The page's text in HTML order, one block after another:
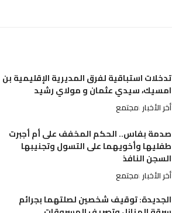
تدخلات استباقية لفرق المديرية الإقليمية بن
امسيك، سيدي عثمان و مولاي رشيد
أخر الأخبار مجتمع
صدمة بفاس.. الحكم المخفف على أم أجبرت
طفليها وأخويهما على التسول وتجنيبها
السجن النافذ
أخر الأخبار مجتمع
الجديدة: توقيف شخصين لصلتهما بجرائم